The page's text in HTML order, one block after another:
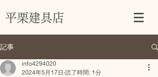
平栗建具店
記事
info4294020
2024年5月17日 読了時間: 1分